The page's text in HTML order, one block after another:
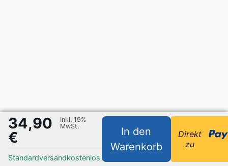
34,90
€
Inkl. 19%
MwSt.
Standardversandkostenlos
In den
Warenkorb
Direkt
zu